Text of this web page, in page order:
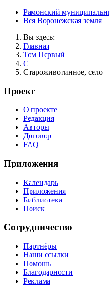
Рамонский
Вся Воронежская земля
Вы здесь:
Главная
Том Первый
С
Староживотинное, село
Проект
О проекте
Редакция
Авторы
Договор
FAQ
Приложения
Календарь
Приложения
Библиотека
Поиск
Сотрудничество
Партнёры
Наши ссылки
Помощь
Благодарности
Реклама